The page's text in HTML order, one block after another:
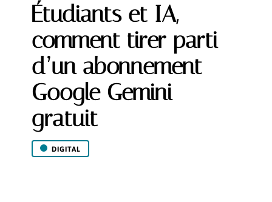
Étudiants et IA,
comment tirer parti
d’un abonnement
Google Gemini
gratuit
DIGITAL